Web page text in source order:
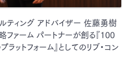
ティング アドバイザー 佐藤勇樹
ファーム パートナーが創る『100
ットフォーム』としてのリブ・コン